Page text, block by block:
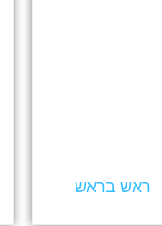
ראש בראש